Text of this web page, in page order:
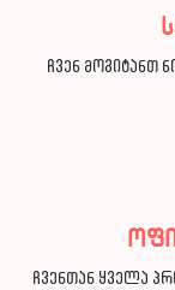
ჩვენ მოგიტანთ
ჩვენთან ყველა